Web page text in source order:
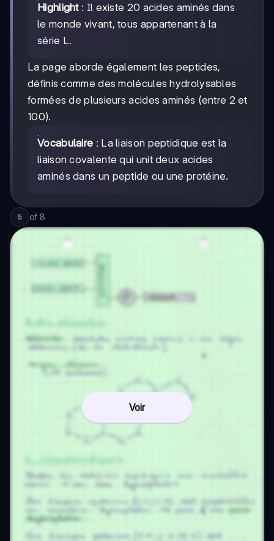
Highlight: Il existe 20 acides aminés dans
le monde vivant, tous appartenant à la
série L.
La page aborde également les peptides,
définis comme des molécules hydrolysables
formées de plusieurs acides aminés (entre 2 et
100).
Vocabulaire : La liaison peptidique est la
liaison covalente qui unit deux acides
aminés dans un peptide ou une protéine.
5 of 8
Voir